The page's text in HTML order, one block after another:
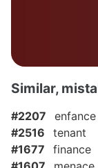
Similar,
#2207
enfance
#2516
tenant
#1677
finance